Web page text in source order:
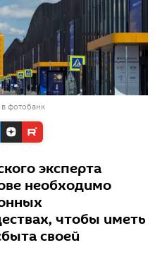
фотобанк
эксперта
необходимо
чтобы иметь
своей